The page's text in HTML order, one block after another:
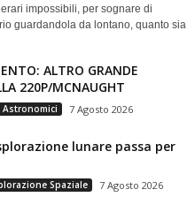
impossibili, per sognare di
guardandola da lontano, quanto sia
ALTRO GRANDE
220P/MCNAUGHT
Astronomici 7 Agosto 2026
lunare passa per
Spaziale 7 Agosto 2026